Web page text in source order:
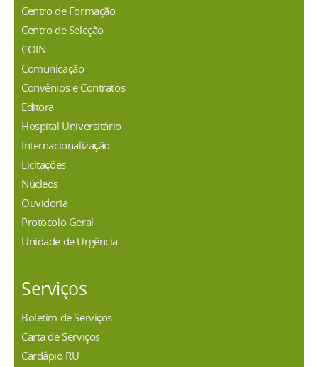
Centro de Formação
Centro de Seleção
COIN
Comunicação
Convênios e Contratos
Editora
Hospital Universitário
Internacionalização
Licitações
Núcleos
Ouvidoria
Protocolo Geral
Unidade de Urgência
Serviços
Boletim de Serviços
Carta de Serviços
Cardápio RU